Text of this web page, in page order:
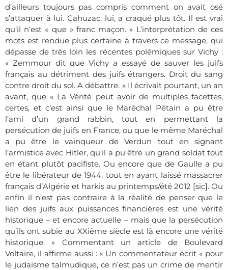
d’ailleurs toujours pas compris comment on avait osé
s’attaquer à lui. Cahuzac, lui, a craqué plus tôt. Il est vrai
qu’il n’est « que » franc maçon. » L’interprétation de ces
mots est rendue plus certaine à travers ce message, qui
dépasse de très loin les récentes polémiques sur Vichy :
« Zemmour dit que Vichy a essayé de sauver les juifs
français au détriment des juifs étrangers. Droit du sang
contre droit du sol. A débattre. » Il écrivait pourtant, un an
avant, que « La Vérité peut avoir de multiples facettes,
certes, et c’est ainsi que le Maréchal Pétain a pu être
l’ami d’un grand rabbin, tout en permettant la
persécution de juifs en France, ou que le même Maréchal
a pu être le vainqueur de Verdun tout en signant
l’armistice avec Hitler, qu’il a pu être un grand soldat tout
en étant plutôt pacifiste. Ou encore que de Gaulle a pu
être le libérateur de 1944, tout en ayant laissé massacrer
français d’Algérie et harkis au printemps/été 2012 [sic]. Ou
enfin il n’est pas contraire à la réalité de penser que le
lien des juifs aux puissances financières est une vérité
historique – et encore actuelle – mais que la persécution
qu’ils ont subie au XXième siècle est là encore une vérité
historique. » Commentant un article de Boulevard
Voltaire, il affirme aussi : « Un commentateur écrit « pour
le judaisme talmudique, ce n’est pas un crime de mentir